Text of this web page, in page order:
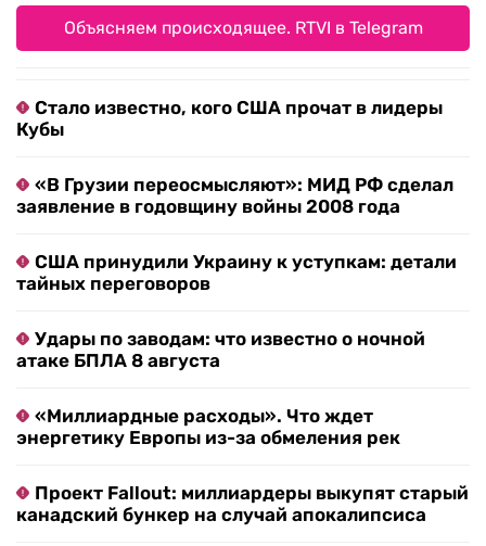
Объясняем происходящее. RTVI в Telegram
Стало известно, кого США прочат в лидеры
Кубы
«В Грузии переосмысляют»: МИД РФ сделал
заявление в годовщину войны 2008 года
США принудили Украину к уступкам: детали
тайных переговоров
Удары по заводам: что известно о ночной
атаке БПЛА 8 августа
«Миллиардные расходы». Что ждет
энергетику Европы из-за обмеления рек
Проект Fallout: миллиардеры выкупят старый
канадский бункер на случай апокалипсиса